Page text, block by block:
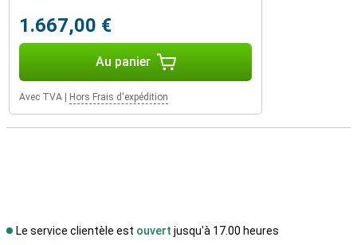
1.667,00 €
Au panier
Avec TVA Hors Frais d'expédition
Le service clientèle est ouvert jusqu'à 17.00 heures